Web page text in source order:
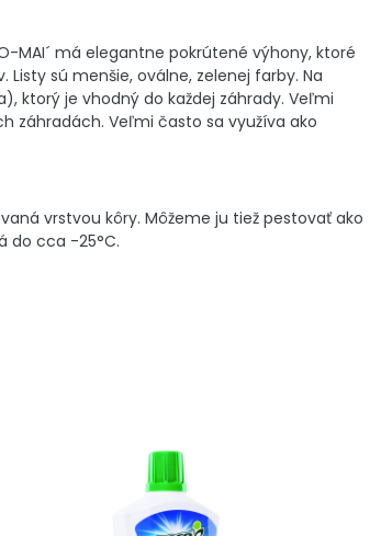
MAI´ má elegantne pokrútené výhony, ktoré
sú menšie, oválne, zelenej farby. Na
ktorý je vhodný do každej záhrady. Veľmi
záhradách. Veľmi často sa využíva ako
vrstvou kôry. Môžeme ju tiež pestovať ako
do cca -25°C.